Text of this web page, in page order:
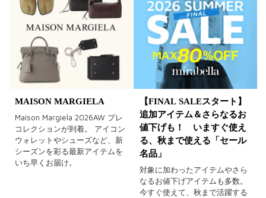
MAISON MARGIELA
Maison Margiela 2026AW プレ
コレクションが到着。 アイコン
ウォレットやシューズなど、新
シーズンを彩る最新アイテムを
いち早くお届け。
【FINAL SALEスタート】
追加アイテム＆さらなるお
値下げも！ いますぐ使え
る、秋まで使える「セール
名品」
対象に加わったアイテムやさら
なるお値下げアイテムも多数。
今すぐ使えて、秋まで活躍する